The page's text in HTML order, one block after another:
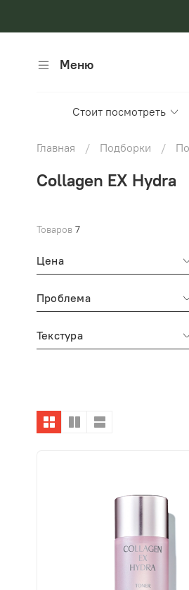
Меню
Стоит посмотреть
Главная Подборки
Collagen EX Hydra
Товаров 7
Цена
Проблема
Текстура